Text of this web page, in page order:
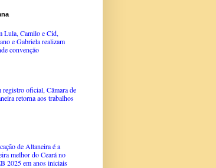
Lula, Camilo e Cid,
e Gabriela realizam
convenção
registro oficial, Câmara de
retorna aos trabalhos
de Altaneira é a
melhor do Ceará no
2025 em anos iniciais